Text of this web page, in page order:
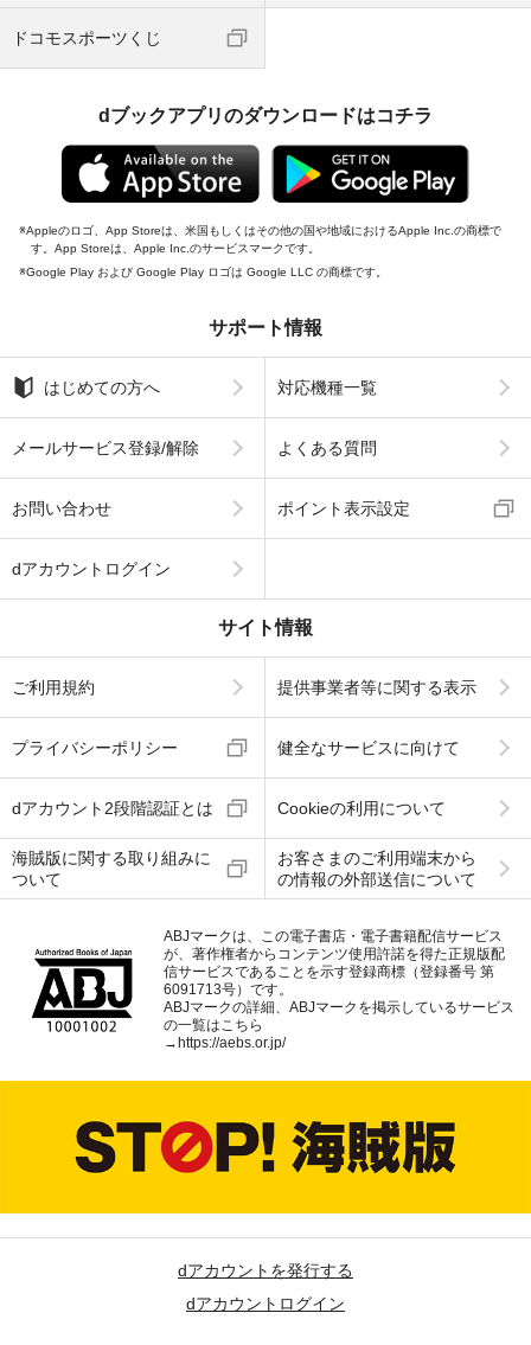
ドコモスポーツくじ
dブックアプリのダウンロードはコチラ
Appleのロゴ、App Storeは、米国もしくはその他の国や地域におけるApple Inc.の商標で
す。App Storeは、Apple Inc.のサービスマークです。
Google Play および Google Play ロゴは Google LLC の商標です。
サポート情報
はじめての方へ 対応機種一覧
メールサービス登録/解除 よくある質問
お問い合わせ ポイント表示設定
dアカウントログイン
サイト情報
ご利用規約 提供事業者等に関する表示
プライバシーポリシー 健全なサービスに向けて
dアカウント2段階認証とは Cookieの利用について
海賊版に関する取り組みに
ついて
お客さまのご利用端末から
の情報の外部送信について
ABJマークは、この電子書店・電子書籍配信サービス
が、著作権者からコンテンツ使用許諾を得た正規版配
信サービスであることを示す登録商標（登録番号 第
6091713号）です。
ABJマークの詳細、ABJマークを掲示しているサービス
の一覧はこちら
→ https://aebs.or.jp/
dアカウントを発行する
dアカウントログイン